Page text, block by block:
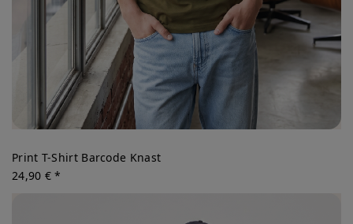
Print T-Shirt Barcode Knast
24,90 € *